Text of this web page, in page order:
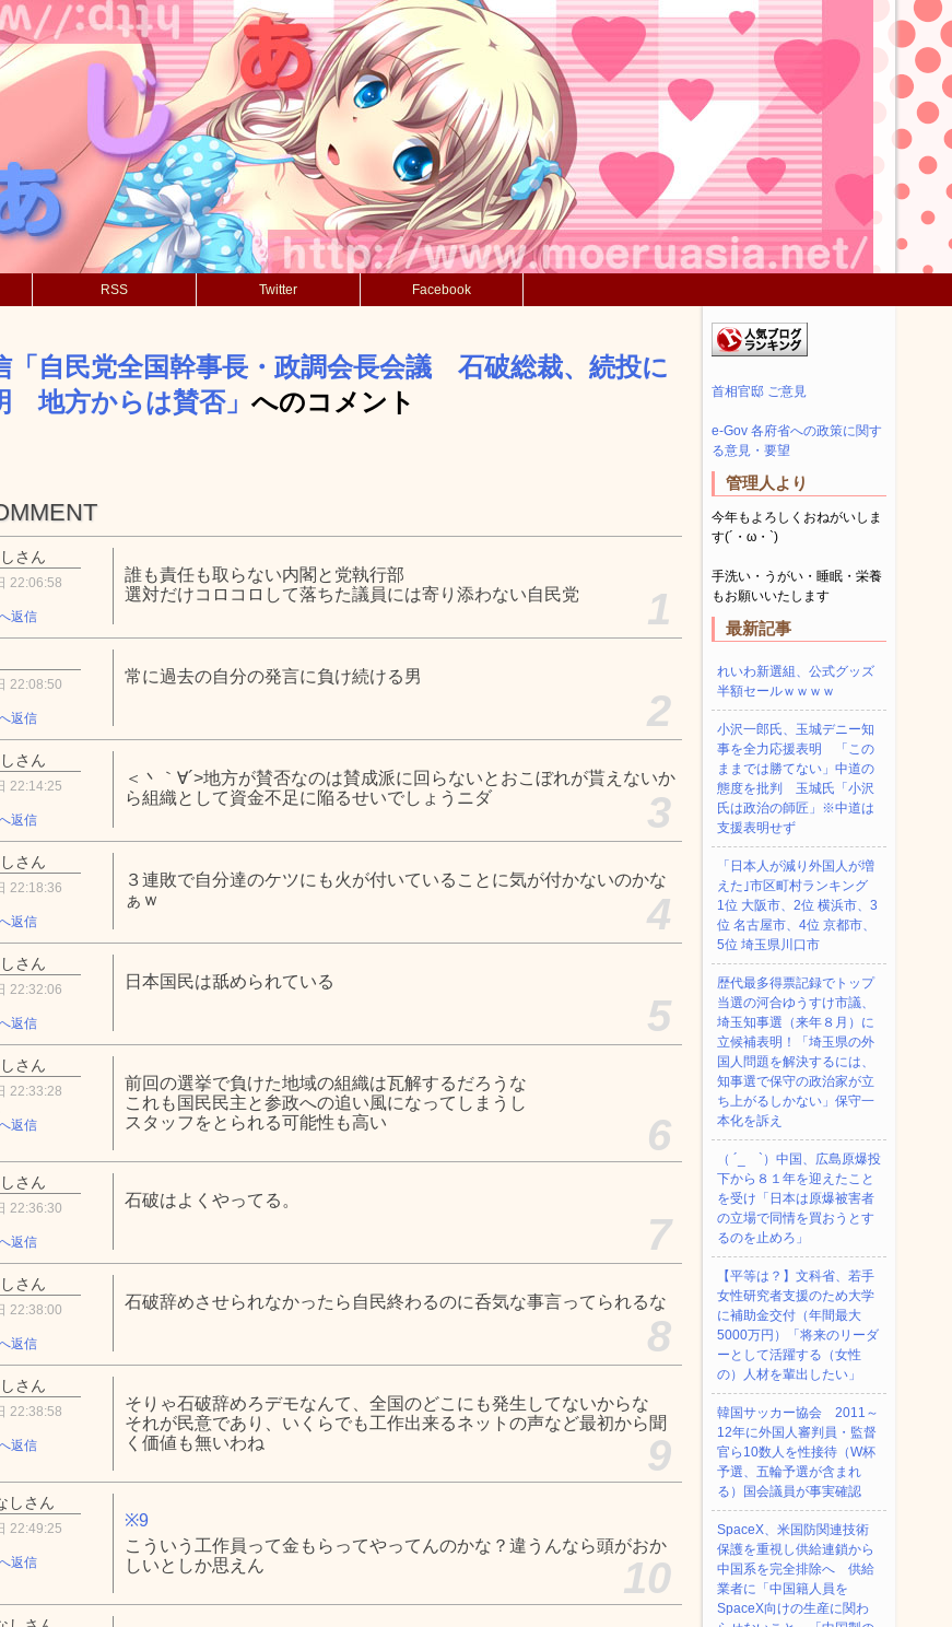
RSS Twitter Facebook
「自民党全国幹事長・政調会長会議 石破総裁、続投に
地方からは賛否」 へのコメント
さん
22:06:58
返信
誰も責任も取らない内閣と党執行部
選対だけコロコロして落ちた議員には寄り添わない自民党
1
22:08:50
返信
常に過去の自分の発言に負け続ける男
2
さん
22:14:25
返信
＜丶｀∀´>地方が賛否なのは賛成派に回らないとおこぼれが貰えないか
ら組織として資金不足に陥るせいでしょうニダ
3
さん
22:18:36
返信
３連敗で自分達のケツにも火が付いていることに気が付かないのかな
ぁｗ
4
さん
22:32:06
返信
日本国民は舐められている
5
さん
22:33:28
返信
前回の選挙で負けた地域の組織は瓦解するだろうな
これも国民民主と参政への追い風になってしまうし
スタッフをとられる可能性も高い
6
さん
22:36:30
返信
石破はよくやってる。
7
さん
22:38:00
返信
石破辞めさせられなかったら自民終わるのに呑気な事言ってられるな
8
さん
22:38:58
返信
そりゃ石破辞めろデモなんて、全国のどこにも発生してないからな
それが民意であり、いくらでも工作出来るネットの声など最初から聞
く価値も無いわね
9
しさん
22:49:25
返信
※9
こういう工作員って金もらってやってんのかな？違うんなら頭がおか
しいとしか思えん
10
首相官邸 ご意見
e-Gov 各府省への政策に関す
る意見・要望
管理人より
今年もよろしくおねがいしま
す(´・ω・`)
手洗い・うがい・睡眠・栄養
もお願いいたします
最新記事
れいわ新選組、公式グッズ
半額セールｗｗｗｗ
小沢一郎氏、玉城デニー知
事を全力応援表明 「この
ままでは勝てない」中道の
態度を批判 玉城氏「小沢
氏は政治の師匠」※中道は
支援表明せず
「日本人が減り外国人が増
えた｣市区町村ランキング
1位 大阪市、2位 横浜市、3
位 名古屋市、4位 京都市、
5位 埼玉県川口市
歴代最多得票記録でトップ
当選の河合ゆうすけ市議、
埼玉知事選（来年８月）に
立候補表明！「埼玉県の外
国人問題を解決するには、
知事選で保守の政治家が立
ち上がるしかない」保守一
本化を訴え
（ ´_ゝ`）中国、広島原爆投
下から８１年を迎えたこと
を受け「日本は原爆被害者
の立場で同情を買おうとす
るのを止めろ」
【平等は？】文科省、若手
女性研究者支援のため大学
に補助金交付（年間最大
5000万円）「将来のリーダ
ーとして活躍する（女性
の）人材を輩出したい」
韓国サッカー協会 2011～
12年に外国人審判員・監督
官ら10数人を性接待（W杯
予選、五輪予選が含まれ
る）国会議員が事実確認
SpaceX、米国防関連技術
保護を重視し供給連鎖から
中国系を完全排除へ 供給
業者に「中国籍人員を
SpaceX向けの生産に関わ